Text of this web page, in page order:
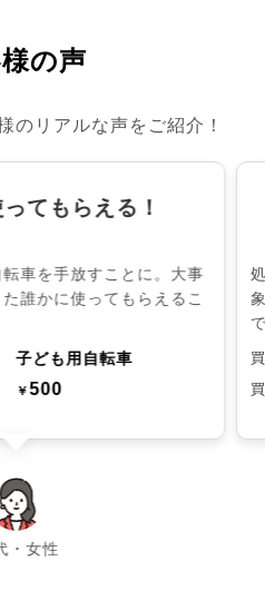
の声
のリアルな声をご紹介！
てもらえる！
車を手放すことに。大事
誰かに使ってもらえるこ
子ども用自転車
￥500
・女性
chevron_right